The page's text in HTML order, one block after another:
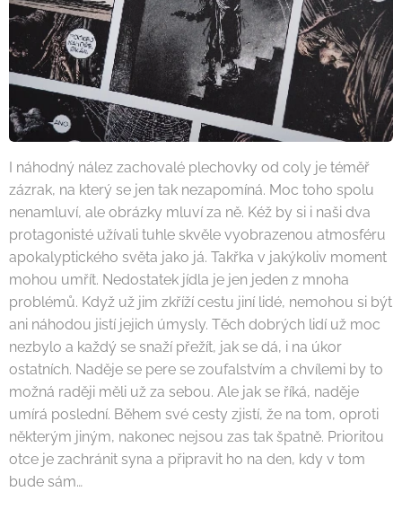
I náhodný nález zachovalé plechovky od coly je téměř
zázrak, na který se jen tak nezapomíná. Moc toho spolu
nenamluví, ale obrázky mluví za ně. Kéž by si i naši dva
protagonisté užívali tuhle skvěle vyobrazenou atmosféru
apokalyptického světa jako já. Takřka v jakýkoliv moment
mohou umřít. Nedostatek jídla je jen jeden z mnoha
problémů. Když už jim zkříží cestu jiní lidé, nemohou si být
ani náhodou jistí jejich úmysly. Těch dobrých lidí už moc
nezbylo a každý se snaží přežít, jak se dá, i na úkor
ostatních. Naděje se pere se zoufalstvím a chvílemi by to
možná raději měli už za sebou. Ale jak se říká, naděje
umírá poslední. Během své cesty zjistí, že na tom, oproti
některým jiným, nakonec nejsou zas tak špatně. Prioritou
otce je zachránit syna a připravit ho na den, kdy v tom
bude sám…